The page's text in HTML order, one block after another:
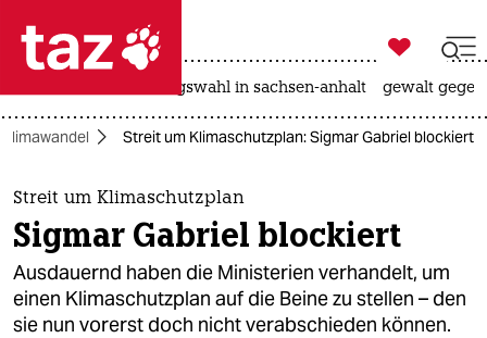
 taz zahl ich
taz zahl ich
themen
politik
öko

taz zahl ich
landtagswahl in sachsen-anhalt gewalt
Klimawandel Streit um Klimaschutzplan: Sigmar Gabriel blockiert
Streit um Klimaschutzplan
Sigmar Gabriel blockiert
Ausdauernd haben die Ministerien verhandelt, um
einen Klimaschutzplan auf die Beine zu stellen – den
sie nun vorerst doch nicht verabschieden können.